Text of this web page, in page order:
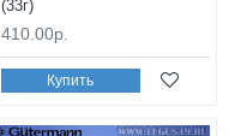
(33г)
410.00р.
Купить